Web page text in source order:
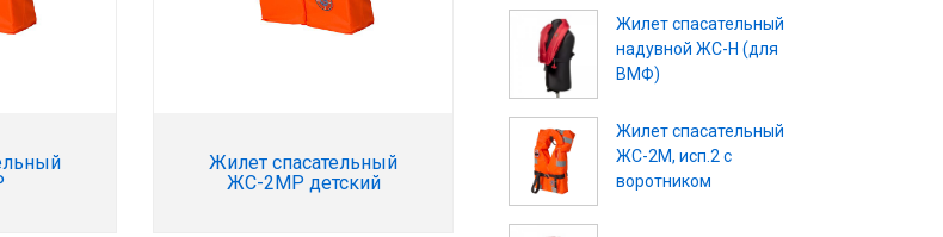
Жилет спасательный
ЖС-2МР детский
Жилет спасательный
надувной ЖС-Н (для
ВМФ)
Жилет спасательный
ЖС-2М, исп.2 с
воротником